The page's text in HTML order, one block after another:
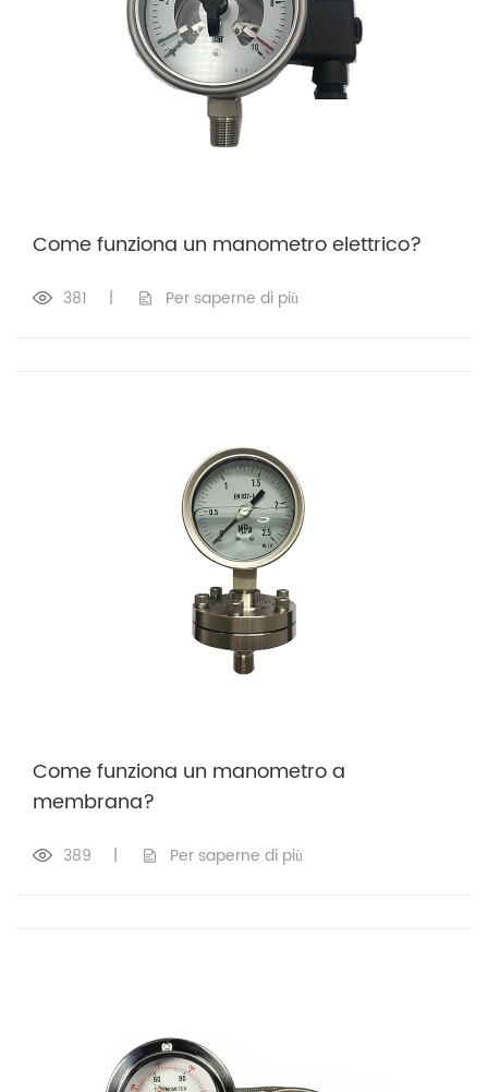
Come funziona un manometro elettrico?
381 | Per saperne di più
Come funziona un manometro a
membrana?
389 | Per saperne di più